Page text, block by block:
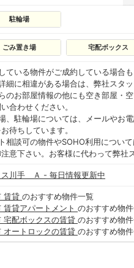
駐輪場
ごみ置き場 宅配ボックス
ている物件がご成約している場合
細に相違がある場合は、弊社スタ
のお部屋情報の他にも空き部屋・
合わせください。
、駐輪場については、メールやお
待ちしています。
相談可の物件やSOHO利用につい
意下さい。お客様に代わって弊社
ス川手 Ａ - 毎日情報更新中
賃貸 のおすすめ物件一覧
賃貸アパートメント のおすすめ物
宅配ボックスの賃貸 のおすすめ物
オートロックの賃貸 のおすすめ物